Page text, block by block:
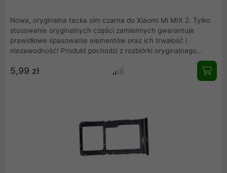
Nowa, oryginalna tacka sim czarna do Xiaomi Mi MIX 2. Tylko
stosowanie oryginalnych części zamiennych gwarantuje
prawidłowe spasowanie elementów oraz ich trwałość i
niezawodność! Produkt pochodzi z rozbiórki oryginalnego
5,99 zł